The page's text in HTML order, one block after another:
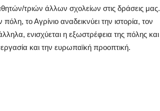
τριών άλλων σχολείων στις δράσεις μας.
το Αγρίνιο αναδεικνύει την ιστορία, τον
ενισχύεται η εξωστρέφεια της πόλης και
και την ευρωπαϊκή προοπτική.